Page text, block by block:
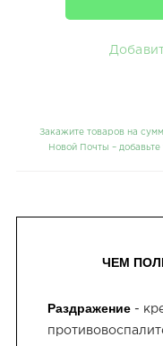
Закажите товаров на
Новой Почты –
ЧЕМ
Раздражение-